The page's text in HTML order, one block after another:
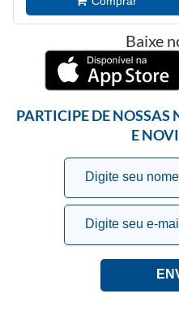
Baixe
PARTICIPE DE
E